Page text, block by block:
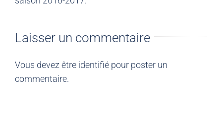
Laisser un commentaire
Vous devez être identifié pour poster un
commentaire.